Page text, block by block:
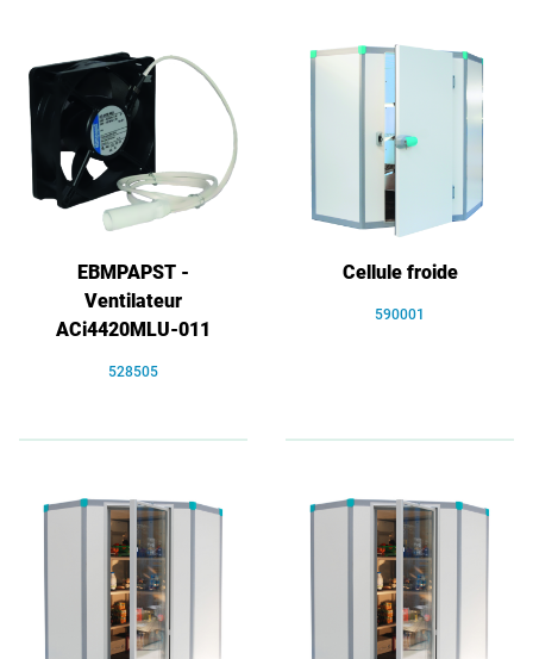
EBMPAPST -
Ventilateur
ACi4420MLU-011
528505
Cellule froide
590001